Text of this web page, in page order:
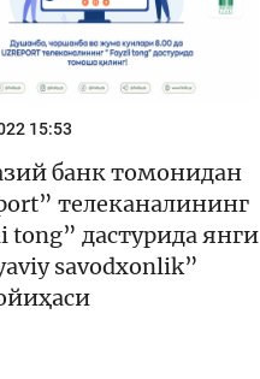
15:53
банк томонидан
телеканалининг
tong” дастурида янги
savodxonlik”